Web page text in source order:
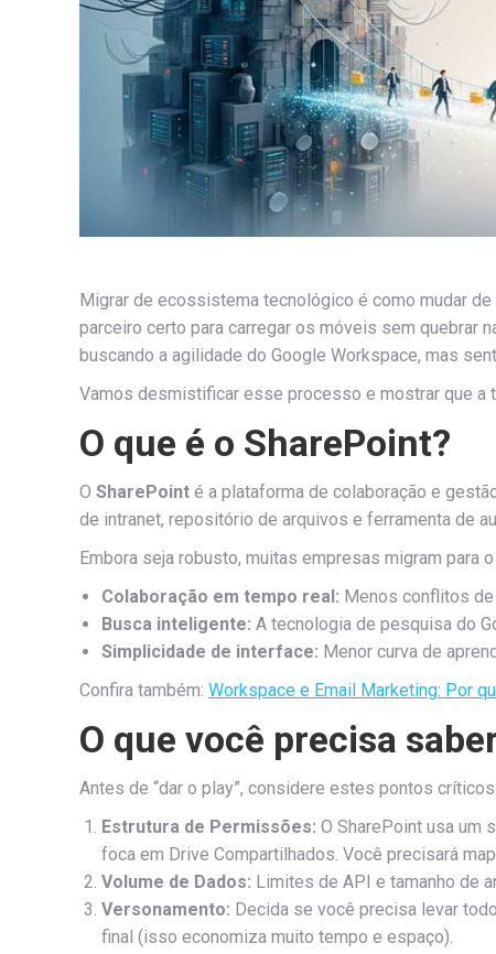
Migrar de ecossistema tecnológico é como mudar
parceiro certo para carregar os móveis sem quebrar
buscando a agilidade do Google Workspace, mas
Vamos desmistificar esse processo e mostrar que a
O que é o SharePoint?
O SharePoint é a plataforma de colaboração e
de intranet, repositório de arquivos e ferramenta de
Embora seja robusto, muitas empresas migram para o
Colaboração em tempo real: Menos conflitos de
Busca inteligente: A tecnologia de pesquisa do
Simplicidade de interface: Menor curva de
Confira também: Workspace e Email Marketing: Por
O que você precisa
Antes de “dar o play”, considere estes pontos críticos:
Estrutura de Permissões: O SharePoint usa um
foca em Drive Compartilhados. Você precisará
Volume de Dados: Limites de API e tamanho de
Versonamento: Decida se você precisa levar
final (isso economiza muito tempo e espaço).